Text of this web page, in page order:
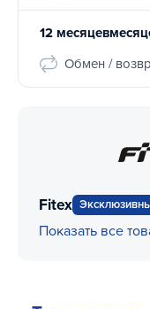
12
Обмен /
Fitex
Показать все